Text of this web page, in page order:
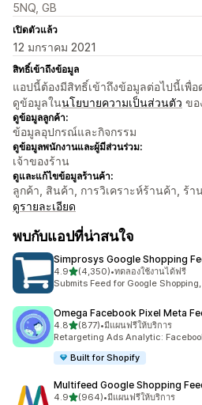
5NQ, GB
เปิดตัวแล้ว
12 มกราคม 2021
สิทธิ์เข้าถึงข้อมูล
แอปนี้ต้องมีสิทธิ์เข้าถึงข้อมูลต่อไปนี้เพื่
ดูข้อมูลในนโยบายความเป็นส่วนตัว ข
ดูข้อมูลลูกค้า:
ข้อมูลอุปกรณ์และกิจกรรม
ดูข้อมูลพนักงานและผู้มีส่วนร่วม:
เจ้าของร้าน
ดูและแก้ไขข้อมูลร้านค้า:
ลูกค้า, สินค้า, การวิเคราะห์ร้านค้า, ร้า
ดูรายละเอียด
พบกับแอปที่น่าสนใจ
Simprosys Google Shopping
4.9เต็ม 5 ดาว
(4,350)
ทั้งหมด 4350 รีวิว
•ทดลองใช้งานได้ฟรี
Submits Feed for Google
Omega Facebook Pixel Meta
4.8เต็ม 5 ดาว
(877)
ทั้งหมด 877 รีวิว
•มีแผนฟรีให้บริการ
Retargeting Ads Analytic:
Built for Shopify
Multifeed Google Shopping
4.9เต็ม 5 ดาว
(964)
ทั้งหมด 964 รีวิว
•มีแผนฟรีให้บริการ